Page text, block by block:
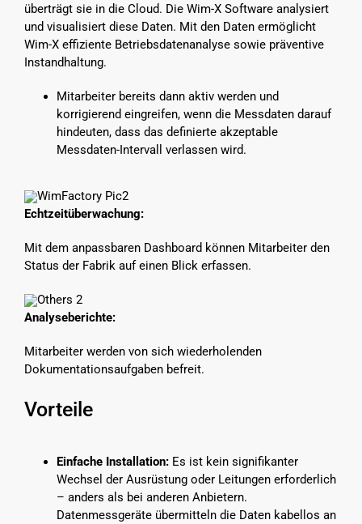
überträgt sie in die Cloud. Die Wim-X Software analysiert
und visualisiert diese Daten. Mit den Daten ermöglicht
Wim-X effiziente Betriebsdatenanalyse sowie präventive
Instandhaltung.
Mitarbeiter bereits dann aktiv werden und
korrigierend eingreifen, wenn die Messdaten darauf
hindeuten, dass das definierte akzeptable
Messdaten-Intervall verlassen wird.
Echtzeitüberwachung:
Mit dem anpassbaren Dashboard können Mitarbeiter den
Status der Fabrik auf einen Blick erfassen.
Analyseberichte:
Mitarbeiter werden von sich wiederholenden
Dokumentationsaufgaben befreit.
Vorteile
Einfache Installation:Es ist kein signifikanter
Wechsel der Ausrüstung oder Leitungen erforderlich
– anders als bei anderen Anbietern.
Datenmessgeräte übermitteln die Daten kabellos an